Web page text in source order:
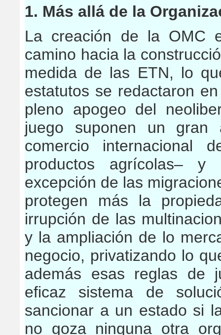
1. Más allá de la
La creación de la OMC
camino hacia la
medida de las ETN, lo
estatutos se redactaron
pleno apogeo del
juego suponen un gran
comercio internacional
productos agrícolas–
excepción de las
protegen más la
irrupción de las
y la ampliación de lo
negocio, privatizando lo
además esas reglas de
eficaz sistema de
sancionar a un estado si
no goza ninguna otra